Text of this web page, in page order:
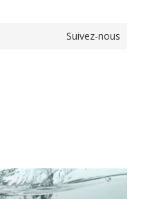
Suivez-nous